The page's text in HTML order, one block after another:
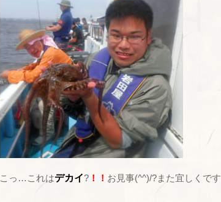
こっ…これはデカイ? ！！ お見事(^^)/?また宜しくです